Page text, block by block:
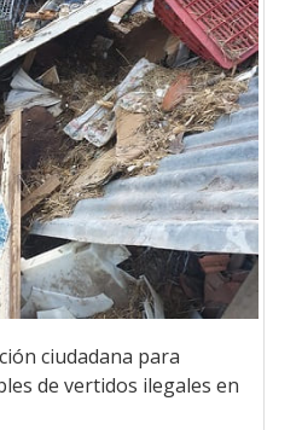
ciudadana para